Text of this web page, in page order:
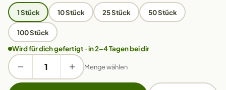
1 Stück 10 Stück 25 Stück 50 Stück
100 Stück
Wird für dich gefertigt · in 2–4 Tagen bei dir
Menge wählen